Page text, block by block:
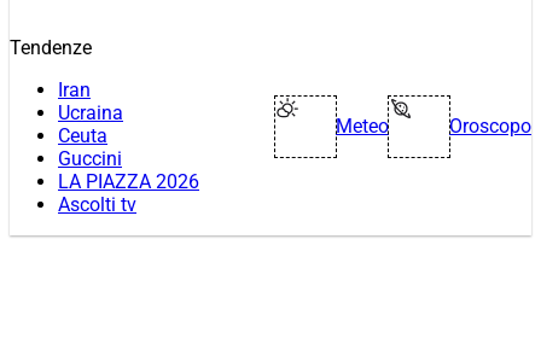
Tendenze
Iran
Ucraina
Ceuta
Guccini
LA PIAZZA 2026
Ascolti tv
Meteo Oroscopo